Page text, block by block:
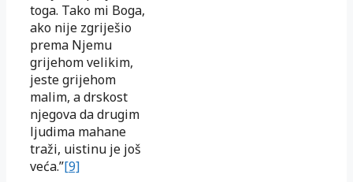
toga. Tako mi Boga,
ako nije zgriješio
prema Njemu
grijehom velikim,
jeste grijehom
malim, a drskost
njegova da drugim
ljudima mahane
traži, uistinu je još
veća.”[9]